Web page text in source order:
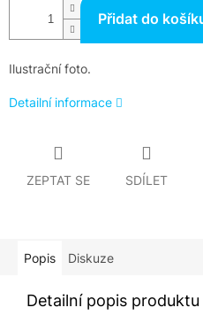
Přidat do
Ilustrační foto.
Detailní informace
ZEPTAT SE SDÍLET
Popis Diskuze
Detailní popis produktu